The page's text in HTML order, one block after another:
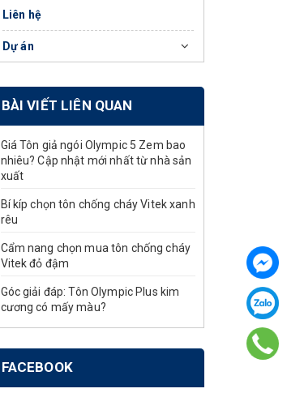
Liên hệ
Dự án
BÀI VIẾT LIÊN QUAN
Giá Tôn giả ngói Olympic 5 Zem bao
nhiêu? Cập nhật mới nhất từ nhà sản
xuất
Bí kíp chọn tôn chống cháy Vitek xanh
rêu
Cẩm nang chọn mua tôn chống cháy
Vitek đỏ đậm
Góc giải đáp: Tôn Olympic Plus kim
cương có mấy màu?
FACEBOOK